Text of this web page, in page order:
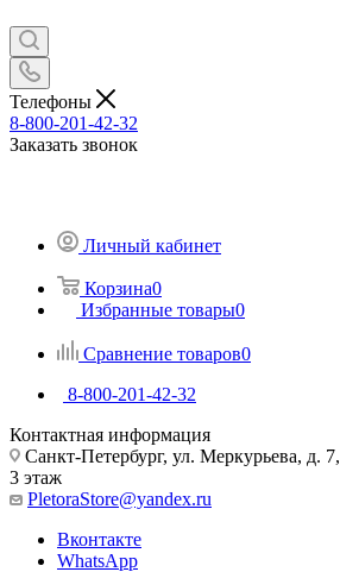
Телефоны
8-800-201-42-32
Заказать звонок
Личный кабинет
Корзина0
Избранные товары0
Сравнение товаров0
8-800-201-42-32
Контактная информация
Санкт-Петербург, ул. Меркурьева, д. 7,
3 этаж
PletoraStore@yandex.ru
Вконтакте
WhatsApp